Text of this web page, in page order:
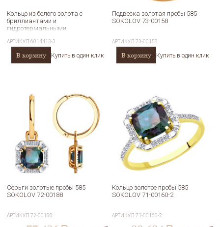
Кольцо из белого золота с
бриллиантами и
гидротермальными
6014413-3
АРТИКУЛ6014413-3
В корзину Купить в один клик
Подвеска золотая пробы 585
SOKOLOV 73-00158
АРТИКУЛ73-00158
В корзину Купить в один клик
Серьги золотые пробы 585
SOKOLOV 72-00188
АРТИКУЛ 72-00188
Кольцо золотое пробы 585
SOKOLOV 71-00160-2
АРТИКУЛ 71-00160-2